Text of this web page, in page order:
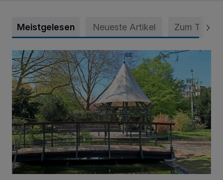
Meistgelesen Neueste Artikel Zum Thema
814 000 Euro für Projekt in Osterath